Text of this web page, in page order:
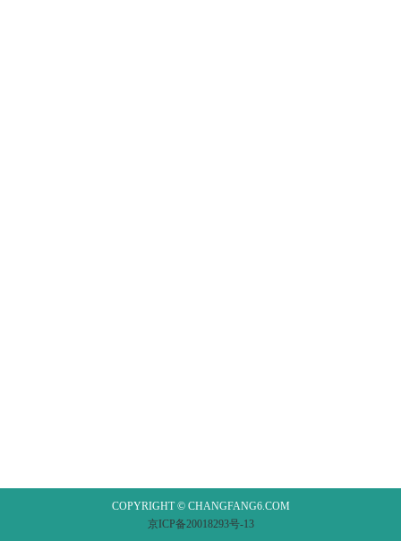
COPYRIGHT © CHANGFANG6.COM
京ICP备20018293号-13